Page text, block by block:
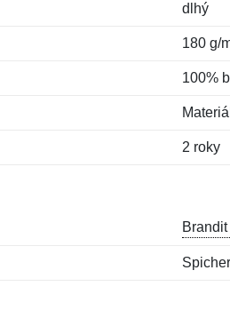
dlhý
180 g/
100%
2 roky
Brandit